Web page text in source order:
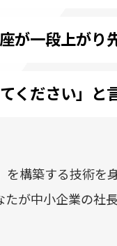
が一段上がり
ください」と
を構築する技術
たが中小企業の